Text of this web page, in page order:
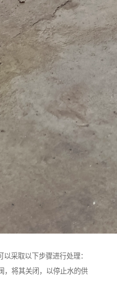
采取以下步骤进行处理：
，将其关闭，以停止水的供